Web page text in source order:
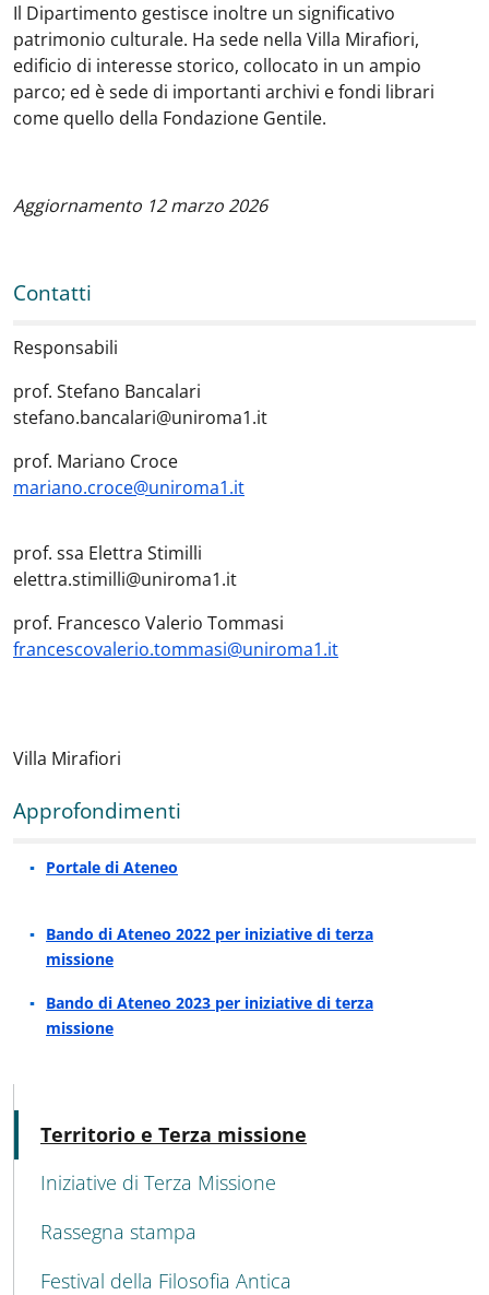
Il Dipartimento gestisce inoltre un significativo
patrimonio culturale. Ha sede nella Villa Mirafiori,
edificio di interesse storico, collocato in un ampio
parco; ed è sede di importanti archivi e fondi librari
come quello della Fondazione Gentile.
Aggiornamento 12 marzo 2026
Contatti
Responsabili
prof. Stefano Bancalari
stefano.bancalari@uniroma1.it
prof. Mariano Croce
mariano.croce@uniroma1.it
prof. ssa Elettra Stimilli
elettra.stimilli@uniroma1.it
prof. Francesco Valerio Tommasi
francescovalerio.tommasi@uniroma1.it
Villa Mirafiori
Approfondimenti
Portale di Ateneo
Bando di Ateneo 2022 per iniziative di terza
missione
Bando di Ateneo 2023 per iniziative di terza
missione
MENU CEV SECOND NAVIGATION
Territorio e Terza missione
Iniziative di Terza Missione
Rassegna stampa
Festival della Filosofia Antica